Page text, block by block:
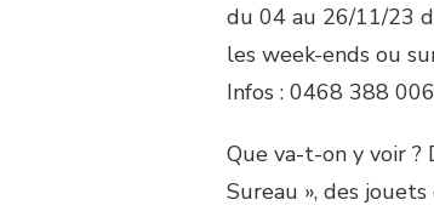
du 04 au 26/11/23
les week-ends ou
Infos : 0468 388 006
Que va-t-on y voir ?
Sureau », des